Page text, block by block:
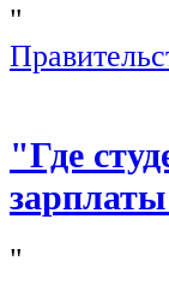
"
"Где
"